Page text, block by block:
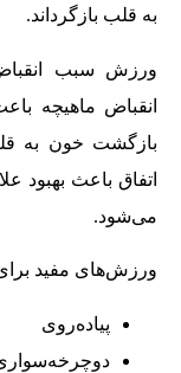
به قلب باز‌‌گرداند.
ورزش سبب
انقباض ماهیچه
بازگشت خون به
اتفاق باعث بهبود
می‌‌شود.
ورزش‌‌های مفید
پیاده‌‌روی